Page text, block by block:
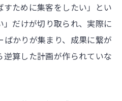
すために集客をしたい」とい
」だけが切り取られ、実際に
かりが集まり、成果に繋が
算した計画が作られていな